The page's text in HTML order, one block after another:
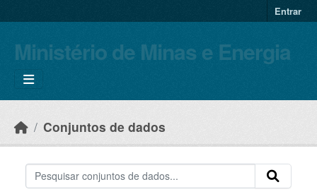
Entrar
Ministério de Minas e Energia
Conjuntos de dados